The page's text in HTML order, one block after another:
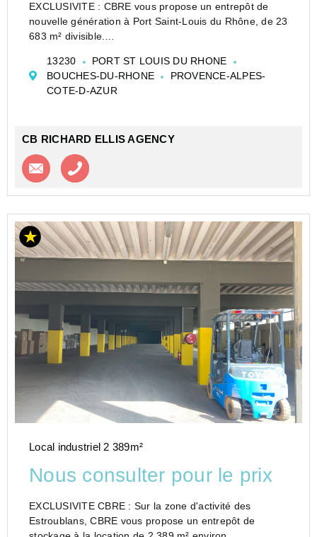
EXCLUSIVITE : CBRE vous propose un entrepôt de
nouvelle génération à Port Saint-Louis du Rhône, de 23
683 m² divisible.
pour environ 31 800 emplacements, et divisible en
plusieurs cellules à partir de 6 0...
13230
PORT ST LOUIS DU RHONE
BOUCHES-DU-RHONE
PROVENCE-ALPES-
COTE-D-AZUR
CB RICHARD ELLIS AGENCY
Contacter l'agence
Local industriel 2 389m²
Nous consulter pour le prix
EXCLUSIVITE CBRE : Sur la zone d'activité des
Estroublans, CBRE vous propose un entrepôt de